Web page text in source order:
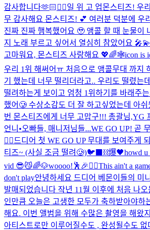
감사합니다🫶🏻 ❤️‍🔥일 위 고 업몬스티즈! 우
무 감사해요 몬스티즈! 💕 여러분 덕분에 우
진짜 진짜 행복했어요 🥹 앵콜 할 때 눈물이
지 노래 부르고 싶어서 열심히 참았어요
고마워요, 몬스티즈 사랑해요 💖🌈🕸️icon is
우리 1위 해써어ㅠ 처음으로 앵콜무대 까지
기 했는데 너무 떨리더라고.. 우리도 떨렸는
떨려하는게 보이고 엄청 1위하기를 바래주
했어🥲 수상소감도 더 잘 하고싶었는데 아
번 몬스티즈에게 너무 고맙구!!! 총괄님,YG
언니•오빠들, 매니저님들...WE GO UP! 곧
❤️‍🔥 드디어 첫 WE GO UP 무대를 보여주게
티즈~ (사실 조금 떨려🥲)🐦‍⬛⛓️爆🖤howd u
vid 😎😼🌈🐶woooo!🕺🎉❤️‍🔥This ain't a
don't play안녕하세요 드디어 베몬이들의 미
발매되었습니다 작년 11월 이후에 처음 나
인만큼 오늘은 고생한 모두가 축하받아야하
해요. 이번 앨범을 위해 수많은 촬영을 해왔
아티스트로만 이루어질수도 , 완성될수도 없